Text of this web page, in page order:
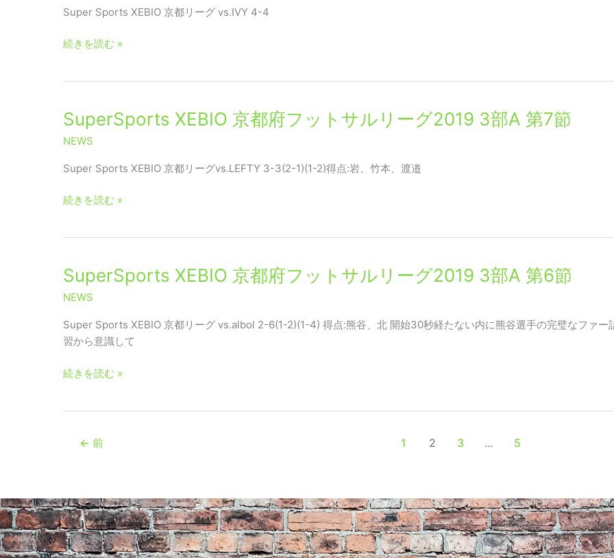
Super Sports XEBIO 京都リーグ vs.IVY 4-4
都
フ
リ
ー
2019
部
第
節
続きを読む »
SuperSports XEBIO 京都府フットサルリーグ2019 3部A 第7節
NEWS
Super Sports XEBIO 京都リーグvs.LEFTY 3-3(2-1)(1-2)得点:岩、竹本、渡邉
SuperSports
XEBIO
京
都
フ
リ
ー
2019
3
A
7
続きを読む »
SuperSports XEBIO 京都府フットサルリーグ2019 3部A 第6節
NEWS
Super Sports XEBIO 京都リーグ vs.albol 2-6(1-2)(1-4) 得点:熊谷、北 開始30秒経たない内に熊谷選手の完璧なファー
習から意識して
SuperSports
XEBIO
京
都
府
ッ
3
部
A
第
続きを読む »
← 前 1 2 3 … 5